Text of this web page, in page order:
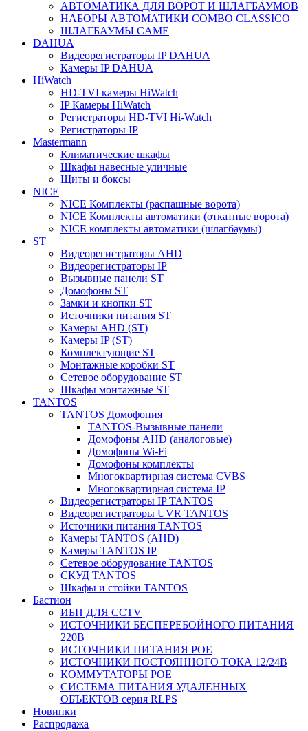
АВТОМАТИКА ДЛЯ ВОРОТ И ШЛАГБАУМОВ
НАБОРЫ АВТОМАТИКИ COMBO CLASSICO
ШЛАГБАУМЫ CAME
DAHUA
Видеорегистраторы IP DAHUA
Камеры IP DAHUA
HiWatch
HD-TVI камеры HiWatch
IP Камеры HiWatch
Регистраторы HD-TVI Hi-Watch
Регистраторы IP
Mastermann
Климатические шкафы
Шкафы навесные уличные
Щиты и боксы
NICE
NICE Комплекты (распашные ворота)
NICE Комплекты автоматики (откатные ворота)
NICE комплекты автоматики (шлагбаумы)
ST
Видеорегистраторы AHD
Видеорегистраторы IP
Вызывные панели ST
Домофоны ST
Замки и кнопки ST
Источники питания ST
Камеры AHD (ST)
Камеры IP (ST)
Комплектующие ST
Монтажные коробки ST
Сетевое оборудование ST
Шкафы монтажные ST
TANTOS
TANTOS Домофония
TANTOS-Вызывные панели
Домофоны AHD (аналоговые)
Домофоны Wi-Fi
Домофоны комплекты
Многоквартирная система CVBS
Многоквартирная система IP
Видеорегистраторы IP TANTOS
Видеорегистраторы UVR TANTOS
Источники питания TANTOS
Камеры TANTOS (AHD)
Камеры TANTOS IP
Сетевое оборудование TANTOS
СКУД TANTOS
Шкафы и стойки TANTOS
Бастион
ИБП ДЛЯ CCTV
ИСТОЧНИКИ БЕСПЕРЕБОЙНОГО ПИТАНИЯ
220В
ИСТОЧНИКИ ПИТАНИЯ POE
ИСТОЧНИКИ ПОСТОЯННОГО ТОКА 12/24В
КОММУТАТОРЫ POE
СИСТЕМА ПИТАНИЯ УДАЛЕННЫХ
ОБЪЕКТОВ серия RLPS
Новинки
Распродажа